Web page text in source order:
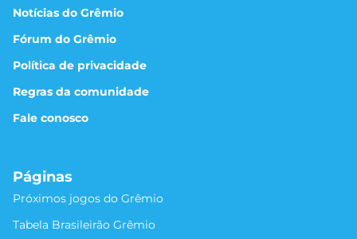
Notícias do Grêmio
Fórum do Grêmio
Política de privacidade
Regras da comunidade
Fale conosco
Páginas
Próximos jogos do Grêmio
Tabela Brasileirão Grêmio